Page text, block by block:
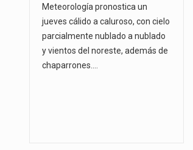
Meteorología pronostica un
jueves cálido a caluroso, con cielo
parcialmente nublado a nublado
y vientos del noreste, además de
chaparrones.…